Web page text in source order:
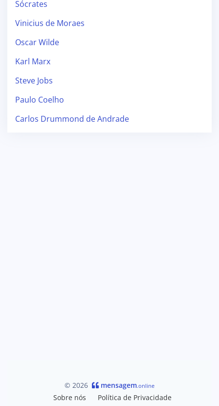
Sócrates
Vinicius de Moraes
Oscar Wilde
Karl Marx
Steve Jobs
Paulo Coelho
Carlos Drummond de Andrade
© 2026 mensagem.online
Sobre nós Política de Privacidade